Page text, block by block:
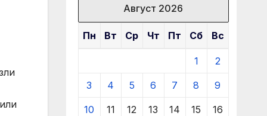
Август 2026
Пн Вт Ср Чт Пт Сб Вс
1 2
3 4 5 6 7 8 9
10 11 12 13 14 15 16